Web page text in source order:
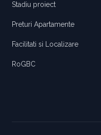
Stadiu proiect
Preturi Apartamente
Facilitati si Localizare
RoGBC